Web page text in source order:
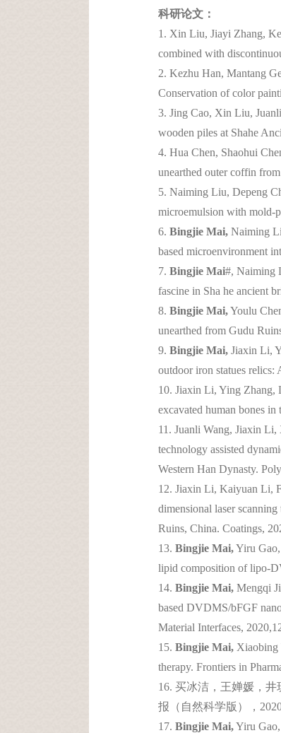
科研论文：
1. Xin Liu, Jiayi Zhang,
combined with
2. Kezhu Han, Mantang
Conservation of color
3. Jing Cao, Xin Liu,
wooden piles at Shahe
4. Hua Chen, Shaohui
unearthed outer coffin
5. Naiming Liu, Depeng
microemulsion with mold-
6. Bingjie Mai,Naiming
based microenvironment
7. Bingjie Mai#, Naiming
fascine in Sha he ancient
8. Bingjie Mai,Youlu
unearthed from Gudu
9. Bingjie Mai,Jiaxin Li,
outdoor iron statues relics:
10. Jiaxin Li, Ying Zhang,
excavated human bones
11. Juanli Wang, Jiaxin
technology assisted
Western Han Dynasty.
12. Jiaxin Li, Kaiyuan Li,
dimensional laser
Ruins, China. Coatings,
13. Bingjie Mai,Yiru Gao,
lipid composition of lipo-
14. Bingjie Mai,Mengqi
based DVDMS/bFGF
Material Interfaces,
15. Bingjie Mai,Xiaobing
therapy. Frontiers in
16. 买冰洁，王婵媛，井
报（自然科学版），
17. Bingjie Mai,Yiru Gao,